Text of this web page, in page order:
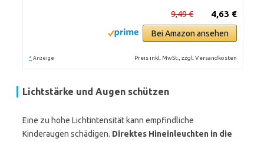
4,63 €
9,49 €
Bei Amazon ansehen
* Anzeige Preis inkl. MwSt., zzgl. Versandkosten
Lichtstärke und Augen schützen
Eine zu hohe Lichtintensität kann empfindliche
Kinderaugen schädigen. Direktes Hineinleuchten in die